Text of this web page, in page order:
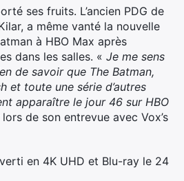
ses fruits. L’ancien PDG de
a même vanté la nouvelle
à HBO Max après
dans les salles. « Je me sens
de savoir que The Batman,
et toute une série d’autres
apparaître le jour 46 sur HBO
de son entrevue avec Vox’s
en 4K UHD et Blu-ray le 24